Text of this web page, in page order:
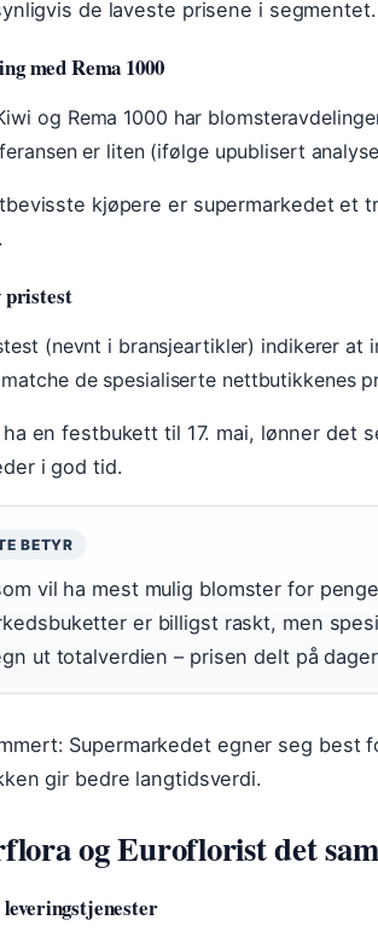
de laveste prisene i segmentet.
med Rema 1000
og Rema 1000 har
er liten (ifølge upublisert
kjøpere er supermarkedet et
pristest
(nevnt i bransjeartikler) indikerer at
de spesialiserte nettbutikkenes
ha en festbukett til 17. mai, lønner det
i god tid.
BETYR
vil ha mest mulig blomster for
er billigst raskt, men
ut totalverdien – prisen delt på
Supermarkedet egner seg best
gir bedre langtidsverdi.
og Euroflorist det